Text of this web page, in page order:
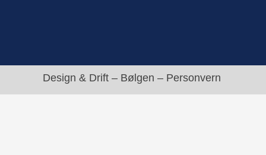
Design & Drift – Bølgen – Personvern